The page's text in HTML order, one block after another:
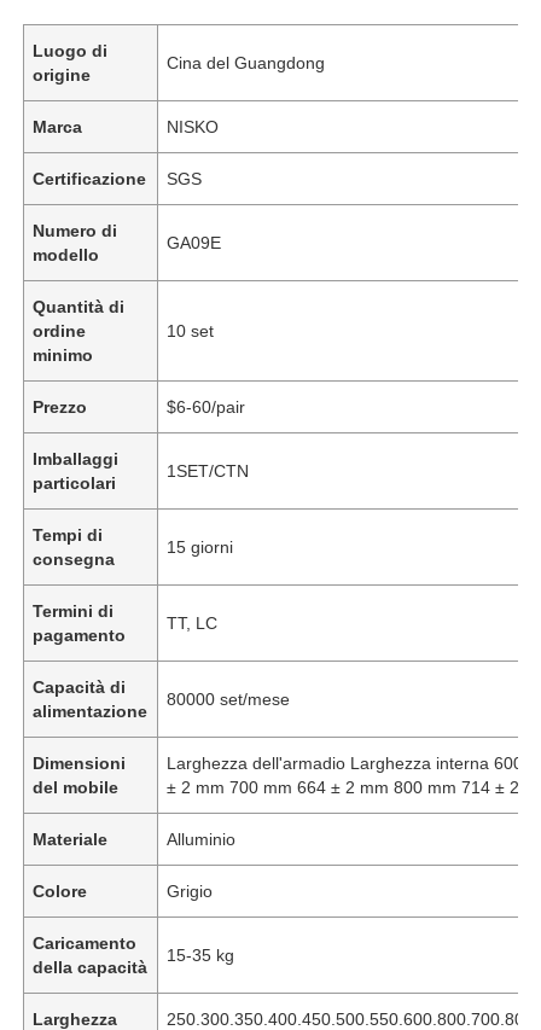
Luogo di
origine
Cina del Guangdong
Marca NISKO
Certificazione SGS
Numero di
modello
GA09E
Quantità di
ordine
minimo
10 set
Prezzo $6-60/pair
Imballaggi
particolari
1SET/CTN
Tempi di
consegna
15 giorni
Termini di
pagamento
TT, LC
Capacità di
alimentazione
80000 set/mese
Dimensioni
del mobile
Larghezza dell'armadio Larghezza interna 600
± 2 mm 700 mm 664 ± 2 mm 800 mm 714 ± 2
Materiale Alluminio
Colore Grigio
Caricamento
della capacità
15-35 kg
Larghezza